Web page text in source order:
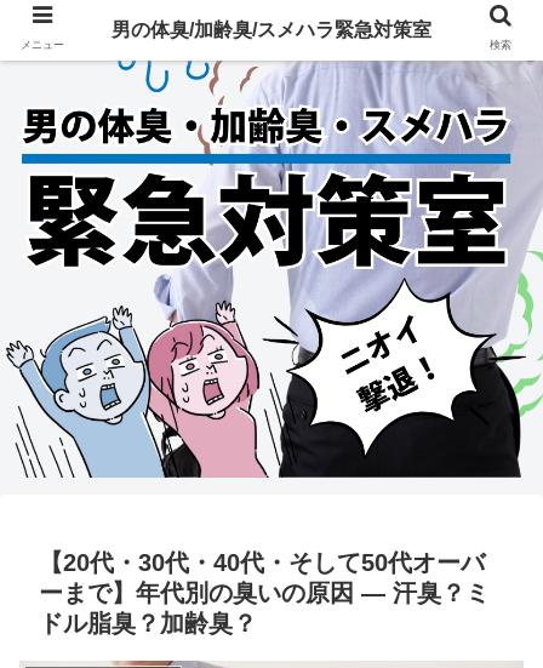
【20代・30代・40代・そして50代オーバ
ーまで】年代別の臭いの原因 — 汗臭？ミ
ドル脂臭？加齢臭？
メニュー
男の体臭/加齢臭/スメハラ緊急対策室
検索